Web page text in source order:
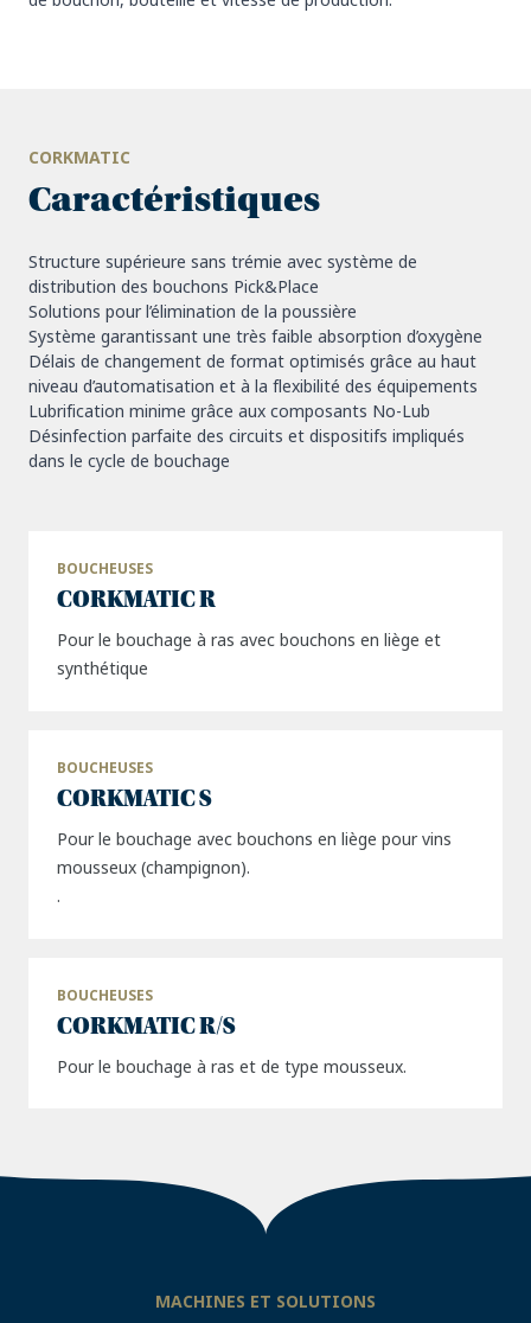
CORKMATIC
Caractéristiques
Structure supérieure sans trémie avec système de
distribution des bouchons Pick&Place
Solutions pour l’élimination de la poussière
Système garantissant une très faible absorption d’oxygène
Délais de changement de format optimisés grâce au haut
niveau d’automatisation et à la flexibilité des équipements
Lubrification minime grâce aux composants No-Lub
Désinfection parfaite des circuits et dispositifs impliqués
dans le cycle de bouchage
BOUCHEUSES
CORKMATIC R
Pour le bouchage à ras avec bouchons en liège et
synthétique
BOUCHEUSES
CORKMATIC S
Pour le bouchage avec bouchons en liège pour vins
mousseux (champignon).
.
BOUCHEUSES
CORKMATIC R/S
Pour le bouchage à ras et de type mousseux.
MACHINES ET SOLUTIONS